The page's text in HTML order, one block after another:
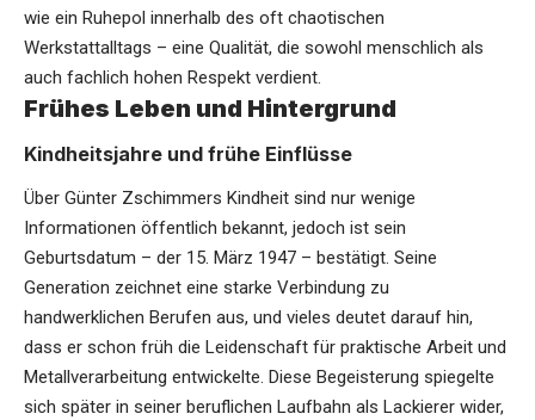
wie ein Ruhepol innerhalb des oft chaotischen
Werkstattalltags – eine Qualität, die sowohl menschlich als
auch fachlich hohen Respekt verdient.
Frühes Leben und Hintergrund
Kindheitsjahre und frühe Einflüsse
Über Günter Zschimmers Kindheit sind nur wenige
Informationen öffentlich bekannt, jedoch ist sein
Geburtsdatum – der 15. März 1947 – bestätigt. Seine
Generation zeichnet eine starke Verbindung zu
handwerklichen Berufen aus, und vieles deutet darauf hin,
dass er schon früh die Leidenschaft für praktische Arbeit und
Metallverarbeitung entwickelte. Diese Begeisterung spiegelte
sich später in seiner beruflichen Laufbahn als Lackierer wider,